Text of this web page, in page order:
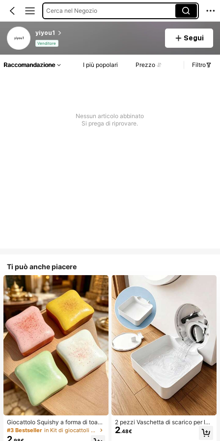
Cerca nel Negozio
yiyou1
Venditore
Segui
Raccomandazione I più popolari Prezzo Filtro
Nessun articolo abbinato
Si prega di riprovare.
Ti può anche piacere
Giocattolo Squishy a forma di toast
extra large, super morbido, giocattol
o antistress a forma di toast al burr
#3 Bestseller in Kit di giocattoli da viaggio Giocattoli da spre
2 pezzi Vaschetta di scarico per lav
atrice, Tappetino di protezione imp
ermeabile per pavimento della lava
2.48€